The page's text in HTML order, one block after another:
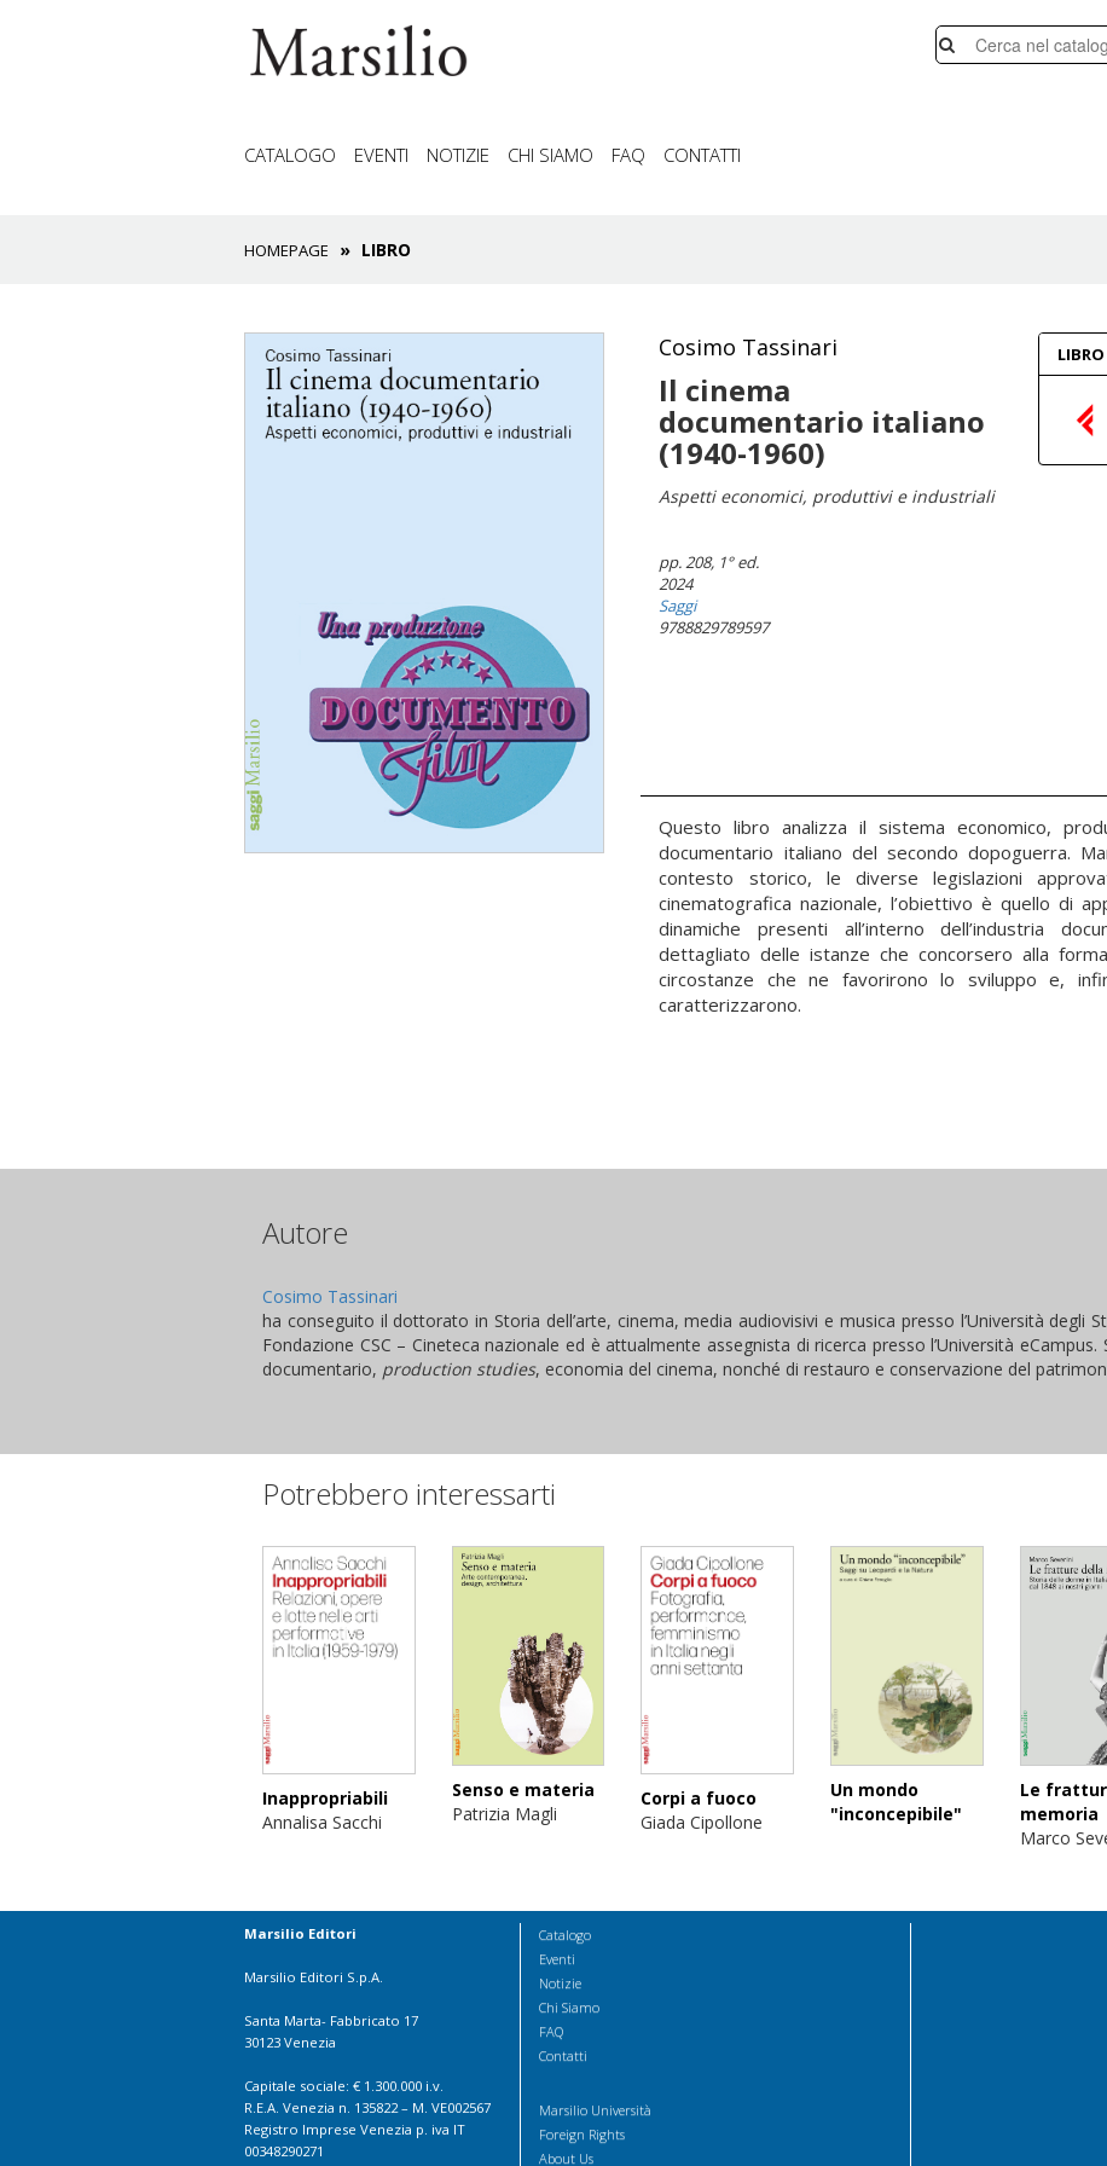
CATALOGO EVENTI NOTIZIE CHI SIAMO FAQ CONTATTI
HOMEPAGE LIBRO
Cosimo Tassinari
Il cinema
documentario italiano
(1940-1960)
Aspetti economici, produttivi e industriali
pp. 208, 1° ed.
2024
Saggi
9788829789597
LIBRO
Questo libro analizza il sistema economico,
documentario italiano del secondo dopoguerra.
contesto storico, le diverse legislazioni
cinematografica nazionale, l’obiettivo è quello di
dinamiche presenti all’interno dell’industria
dettagliato delle istanze che concorsero alla
circostanze che ne favorirono lo sviluppo e,
caratterizzarono.
Autore
Cosimo Tassinari
ha conseguito il dottorato in Storia dell’arte, cinema, media audiovisivi e musica presso l’Università degli
Fondazione CSC – Cineteca nazionale ed è attualmente assegnista di ricerca presso l’Università
documentario, production studies, economia del cinema, nonché di restauro e conservazione del
Potrebbero interessarti
Inappropriabili
Annalisa Sacchi
Senso e materia
Patrizia Magli
Corpi a fuoco
Giada Cipollone
Un mondo
"inconcepibile"
Le
memoria
Marco
Marsilio Editori
Marsilio Editori S.p.A.
Santa Marta- Fabbricato 17
30123 Venezia
Capitale sociale: € 1.300.000 i.v.
R.E.A. Venezia n. 135822 – M. VE002567
Registro Imprese Venezia p. iva IT
00348290271
Catalogo
Eventi
Notizie
Chi Siamo
FAQ
Contatti
Marsilio Università
Foreign Rights
About Us